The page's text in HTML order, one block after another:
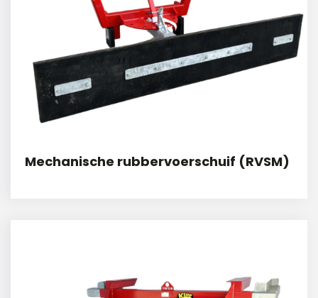
Mechanische rubbervoerschuif (RVSM)